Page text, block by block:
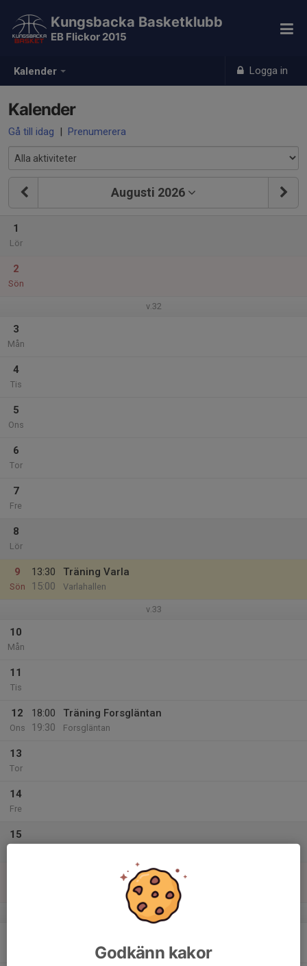
Kalender Logga in
Kungsbacka Basketklubb
EB Flickor 2015
Kalender
Gå till idag | Prenumerera
Augusti 2026
1
Lör
2
Sön
v.32
3
Mån
4
Tis
5
Ons
6
Tor
7
Fre
8
Lör
9
Sön
13:30
15:00
Träning Varla
Varlahallen
v.33
10
Mån
11
Tis
12
Ons
18:00
19:30
Träning Forsgläntan
Forsgläntan
13
Tor
14
Fre
15
Träning Varla
v.34
Godkänn kakor